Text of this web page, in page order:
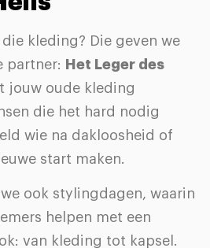
kleding? Die geven we
partner:
Het Leger des
jouw oude kleding
die het hard nodig
wie na dakloosheid of
start maken.
ook stylingdagen, waarin
helpen met een
van kleding tot kapsel.